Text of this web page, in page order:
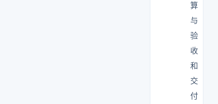
算
与
验
收
和
交
付